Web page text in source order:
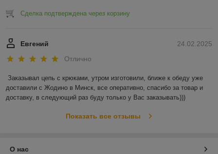
Сделка подтверждена через корзину
24.02.2025
Евгений
Отлично
Заказывал цепь с крюками, утром изготовили, ближе к обеду уже
доставили с Жодино в Минск, все оперативно, спасибо за товар и
доставку, в следующий раз буду только у Вас заказывать)))
Показать все отзывы
О нас